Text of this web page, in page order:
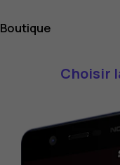
Boutique
Choisir